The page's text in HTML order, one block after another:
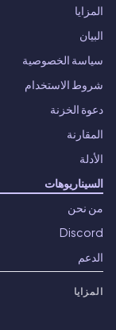
المزايا
البيان
سياسة الخصوصية
شروط الاستخدام
دعوة الخزنة
المقارنة
الأدلة
السيناريوهات
من نحن
Discord
الدعم
المزايا